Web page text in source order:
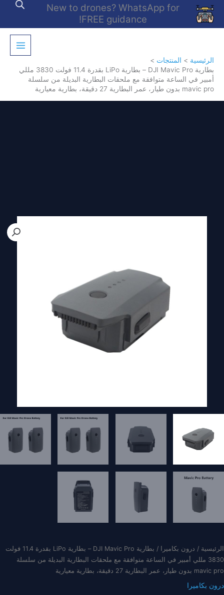
تخطي
المحتوى
New to drones? WhatsApp for
FREE guidance!
الرئيسية
المنتجات
بطارية DJI Mavic Pro – بطارية LiPo بقدرة 11.4 فولت 3830 مللي
أمبير في الساعة متوافقة مع ملحقات البطارية البديلة من سلسلة
mavic pro بدون طيار، عمر البطارية 27 دقيقة، بطارية معيارية
الرئيسية / درون بكاميرا
/ بطارية DJI Mavic Pro – بطارية LiPo بقدرة 11.4 فولت
3830 مللي أمبير في الساعة متوافقة مع ملحقات البطارية البديلة من سلسلة
mavic pro بدون طيار، عمر البطارية 27 دقيقة، بطارية معيارية
درون بكاميرا